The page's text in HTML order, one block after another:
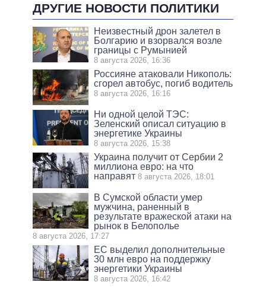
ДРУГИЕ НОВОСТИ ПОЛИТИКИ
Неизвестный дрон залетел в
Болгарию и взорвался возле
границы с Румынией
8 августа 2026, 16:36
Россияне атаковали Никополь:
сгорел автобус, погиб водитель
8 августа 2026, 16:16
Ни одной целой ТЭС:
Зеленский описал ситуацию в
энергетике Украины
8 августа 2026, 15:38
Украина получит от Сербии 2
миллиона евро: на что
направят 8 августа 2026, 18:01
В Сумской области умер
мужчина, раненный в
результате вражеской атаки на
рынок в Белополье
8 августа 2026, 17:27
ЕС выделил дополнительные
30 млн евро на поддержку
энергетики Украины
8 августа 2026, 16:42